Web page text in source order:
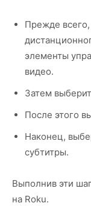
Прежде
элементы
видео.
Затем
После этого
Наконец,
субтитры.
Выполнив эти
на Roku.